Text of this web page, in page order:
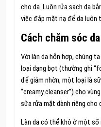
cho da. Luôn rửa sạch da
việc đắp mặt nạ để da luôn
Cách chăm sóc
Với làn da hỗn hợp, chúng
loại dạng bọt (thường ghi
để giảm nhờn, một loại là
“creamy cleanser”) cho
sữa rửa mặt dành riêng cho
Làn da có thể khô ở một số